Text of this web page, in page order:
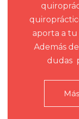
aporta a tu
Además
dudas